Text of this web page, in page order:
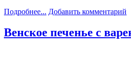
Подробнее... Добавить комментарий
Венское печенье с